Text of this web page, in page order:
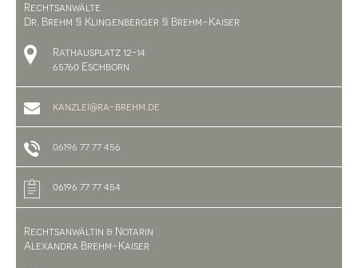
Rechtsanwälte
Dr. Brehm § Klingenberger § Brehm-Kaiser
Rathausplatz 12-14
65760 Eschborn
kanzlei@ra-brehm.de
06196 77 77 456
06196 77 77 454
Rechtsanwältin & Notarin
Alexandra Brehm-Kaiser